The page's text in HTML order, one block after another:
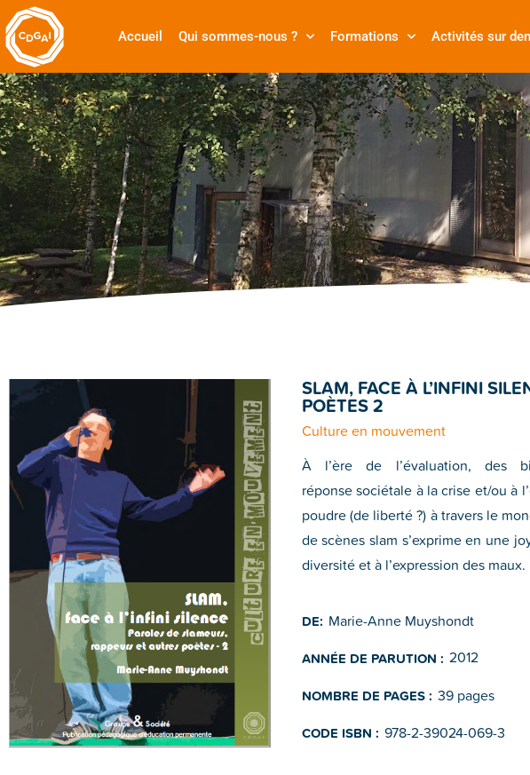
Accueil Qui sommes-nous ? Formations Activités sur
SLAM, FACE À L’INFINI
POÈTES 2
Culture en mouvement
À l’ère de l’évaluation, des
réponse sociétale à la crise et/ou à
poudre (de liberté ?) à travers le
de scènes slam s’exprime en une
diversité et à l’expression des maux.
DE: Marie-Anne Muyshondt
ANNÉE DE PARUTION : 2012
NOMBRE DE PAGES : 39 pages
CODE ISBN : 978-2-39024-069-3